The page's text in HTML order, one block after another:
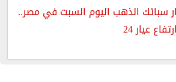
سبائك الذهب اليوم السبت في مصر..
عيار 24